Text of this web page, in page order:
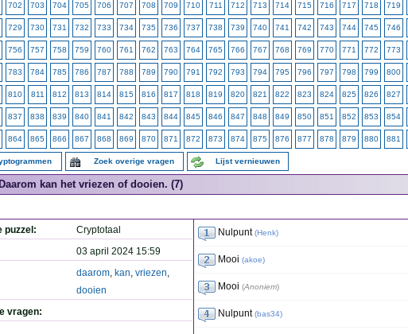
702 703 704 705 706 707 708 709 710 711 712 713 714 715 716 717 718 719
729 730 731 732 733 734 735 736 737 738 739 740 741 742 743 744 745 746
756 757 758 759 760 761 762 763 764 765 766 767 768 769 770 771 772 773
783 784 785 786 787 788 789 790 791 792 793 794 795 796 797 798 799 800
810 811 812 813 814 815 816 817 818 819 820 821 822 823 824 825 826 827
837 838 839 840 841 842 843 844 845 846 847 848 849 850 851 852 853 854
864 865 866 867 868 869 870 871 872 873 874 875 876 877 878 879 880 881
Zoek overige vragen Lijst vernieuwen
kan het vriezen of dooien. (7)
puzzel:
Cryptotaal
03 april 2024 15:59
daarom, kan, vriezen,
dooien
vragen:
Nulpunt (Henk)
Mooi (akoe)
Mooi (Anoniem)
Nulpunt (bas34)